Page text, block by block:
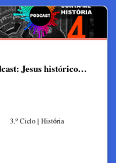
Jesus histórico…
3.º Ciclo | História